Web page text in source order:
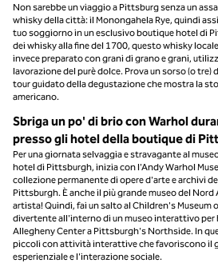
Non sarebbe un viaggio a Pittsburg senza un
whisky della città: il Monongahela Rye, quindi
tuo soggiorno in un esclusivo boutique hotel di
dei whisky alla fine del 1700, questo whisky
invece preparato con grani di grano e grani,
lavorazione del purè dolce. Prova un sorso (o tre)
tour guidato della degustazione che mostra la
americano.
Sbriga un po' di brio con Warhol
presso gli hotel della boutique di
Per una giornata selvaggia e stravagante al
hotel di Pittsburgh, inizia con l'Andy Warhol
collezione permanente di opere d'arte e archivi
Pittsburgh. È anche il più grande museo del
artista! Quindi, fai un salto al Children's Museum
divertente all'interno di un museo interattivo per
Allegheny Center a Pittsburgh's Northside. In
piccoli con attività interattive che favoriscono il
esperienziale e l'interazione sociale.